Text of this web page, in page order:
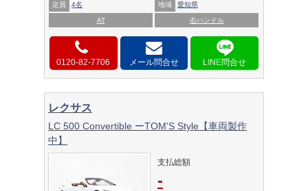
定員 4名 地域 愛知県
AT 右ハンドル
0120-82-7706 メール問合せ
レクサス
LC 500 Convertible ーTOM'S Style【車両製作
中】
支払総額
-